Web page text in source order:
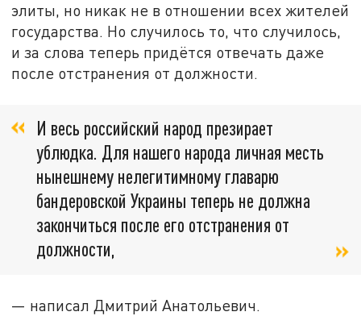
элиты, но никак не в отношении всех жителей
государства. Но случилось то, что случилось,
и за слова теперь придётся отвечать даже
после отстранения от должности.
И весь российский народ презирает
ублюдка. Для нашего народа личная месть
нынешнему нелегитимному главарю
бандеровской Украины теперь не должна
закончиться после его отстранения от
должности,
— написал Дмитрий Анатольевич.